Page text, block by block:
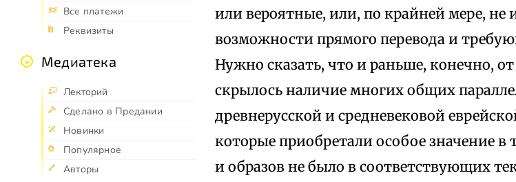
Все платежи
Реквизиты
Медиатека
Лекторий
Сделано в Предании
Новинки
Популярное
Авторы
или вероятные, или, по крайней мере,
возможности прямого перевода и
Нужно сказать, что и раньше, конечно,
скрылось наличие многих общих
древнерусской и средневековой
которые приобретали особое значение в
и образов не было в соответствующих